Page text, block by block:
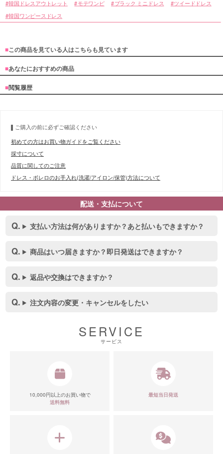
韓国ドレスアウトレット モテワンピ ブラック ミニドレス ツイードドレス
韓国ワンピースドレス
■この商品を見ている人はこちらも見ています
■あなたにおすすめの商品
■閲覧履歴
ご購入の前に必ずご確認ください
初めての方はお買い物ガイドをご覧ください
採寸について
品質に関してのご注意
ドレス・ボレロのお手入れ(洗濯/アイロン/保管)方法について
配送・支払について
支払い方法は何がありますか？あと払いもできますか？
商品はいつ届きますか？即日発送はできますか？
返品や交換はできますか？
注文内容の変更・キャンセルをしたい
SERVICE
サービス
10,000円以上のお買い物で
送料無料
最短当日発送